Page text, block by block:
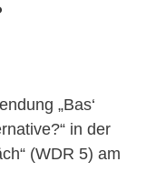
„Bas‘
in der
(WDR 5) am